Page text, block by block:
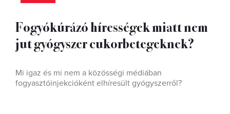
Fogyókúrázó hírességek miatt nem
jut gyógyszer cukorbetegeknek?
Mi igaz és mi nem a közösségi médiában
fogyasztóinjekcióként elhíresült gyógyszerről?